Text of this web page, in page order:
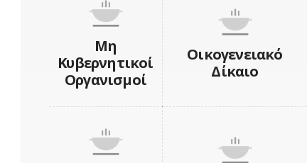
Μη
Κυβερνητικοί
Οργανισμοί
Οικογενειακό
Δίκαιο